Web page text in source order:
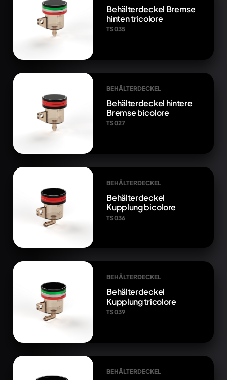
Behälterdeckel Bremse
hinten tricolore
TS035
BEHÄLTERDECKEL
Behälterdeckel hintere
Bremse bicolore
TS027
BEHÄLTERDECKEL
Behälterdeckel
Kupplung bicolore
TS036
BEHÄLTERDECKEL
Behälterdeckel
Kupplung tricolore
TS039
BEHÄLTERDECKEL